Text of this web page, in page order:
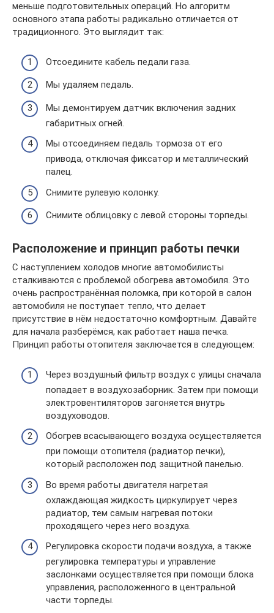
меньше подготовительных операций. Но алгоритм
основного этапа работы радикально отличается от
традиционного. Это выглядит так:
Отсоедините кабель педали газа.
Мы удаляем педаль.
Мы демонтируем датчик включения задних
габаритных огней.
Мы отсоединяем педаль тормоза от его
привода, отключая фиксатор и металлический
палец.
Снимите рулевую колонку.
Снимите облицовку с левой стороны торпеды.
Расположение и принцип работы печки
С наступлением холодов многие автомобилисты
сталкиваются с проблемой обогрева автомобиля. Это
очень распространённая поломка, при которой в салон
автомобиля не поступает тепло, что делает
присутствие в нём недостаточно комфортным. Давайте
для начала разберёмся, как работает наша печка.
Принцип работы отопителя заключается в следующем:
Через воздушный фильтр воздух с улицы сначала
попадает в воздухозаборник. Затем при помощи
электровентиляторов загоняется внутрь
воздуховодов.
Обогрев всасывающего воздуха осуществляется
при помощи отопителя (радиатор печки),
который расположен под защитной панелью.
Во время работы двигателя нагретая
охлаждающая жидкость циркулирует через
радиатор, тем самым нагревая потоки
проходящего через него воздуха.
Регулировка скорости подачи воздуха, а также
регулировка температуры и управление
заслонками осуществляется при помощи блока
управления, расположенного в центральной
части торпеды.